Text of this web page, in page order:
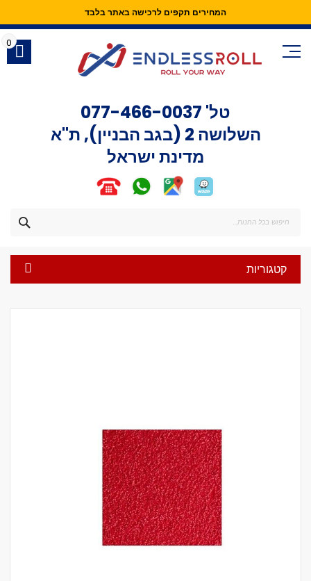
המחירים תקפים לרכישה באתר בלבד
Skip
Content
טל' 077-466-0037
השלושה 2 (בגב הבניין), ת"א
מדינת ישראל
0
קטגוריות